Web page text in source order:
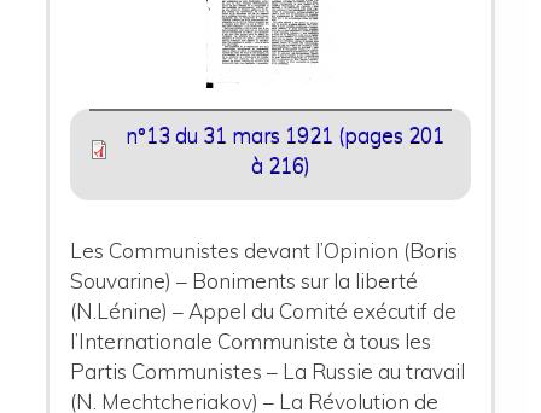
n°13 du 31 mars 1921 (pages 201
à 216)
Les Communistes devant l’Opinion (Boris
Souvarine) – Boniments sur la liberté
(N.Lénine) – Appel du Comité exécutif de
l’Internationale Communiste à tous les
Partis Communistes – La Russie au travail
(N. Mechtcheriakov) – La Révolution de